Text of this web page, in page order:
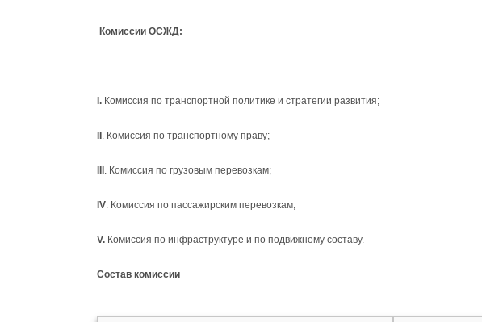
Комиссии ОСЖД:
I. Комиссия по транспортной политике и стратегии развития;
. Комиссия по транспортному праву;
. Комиссия по грузовым перевозкам;
IV. Комиссия по пассажирским перевозкам;
V. Комиссия по инфраструктуре и по подвижному составу.
Состав комиссии